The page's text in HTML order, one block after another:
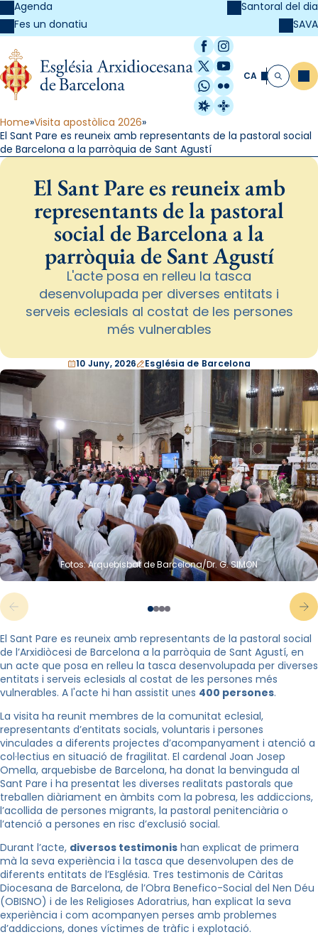
Agenda
Fes un donatiu
Santoral del dia
SAVA
Facebook
Instagram
X / Twitter
YouTube
WhatsApp
Flickr
Radio Estel
Catalunya
CA Cerca
Home Visita apostòlica 2026
El Sant Pare es reuneix amb representants de la pastoral social
de Barcelona a la parròquia de Sant Agustí
El Sant Pare es reuneix amb
representants de la pastoral
social de Barcelona a la
parròquia de Sant Agustí
L'acte posa en relleu la tasca
desenvolupada per diverses entitats i
serveis eclesials al costat de les persones
més vulnerables
10 Juny, 2026 Església de Barcelona
Fotos: Arquebisbat de Barcelona/Dr. G. SIMON
El Sant Pare es reuneix amb representants de la pastoral social
de l’Arxidiòcesi de Barcelona a la parròquia de Sant Agustí, en
un acte que posa en relleu la tasca desenvolupada per diverses
entitats i serveis eclesials al costat de les persones més
vulnerables. A l'acte hi han assistit unes 400 persones.
La visita ha reunit membres de la comunitat eclesial,
representants d’entitats socials, voluntaris i persones
vinculades a diferents projectes d’acompanyament i atenció a
col·lectius en situació de fragilitat. El cardenal Joan Josep
Omella, arquebisbe de Barcelona, ha donat la benvinguda al
Sant Pare i ha presentat les diverses realitats pastorals que
treballen diàriament en àmbits com la pobresa, les addiccions,
l’acollida de persones migrants, la pastoral penitenciària o
l’atenció a persones en risc d’exclusió social.
Durant l’acte, diversos testimonis han explicat de primera
mà la seva experiència i la tasca que desenvolupen des de
diferents entitats de l’Església. Tres testimonis de Càritas
Diocesana de Barcelona, de l’Obra Benefico-Social del Nen Déu
(OBISNO) i de les Religioses Adoratrius, han explicat la seva
experiència i com acompanyen perses amb problemes
d’addiccions, dones víctimes de tràfic i explotació.